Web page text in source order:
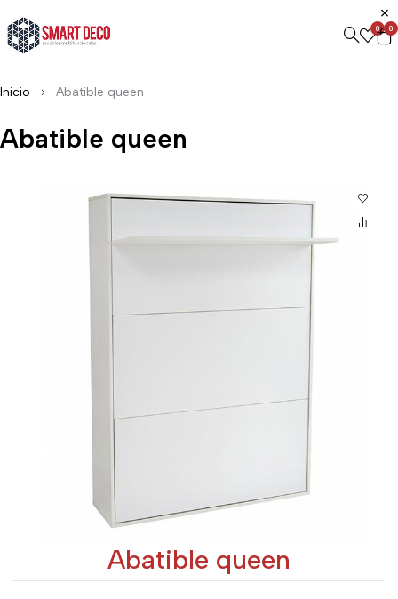
0 0
Inicio Abatible queen
Abatible queen
Abatible queen